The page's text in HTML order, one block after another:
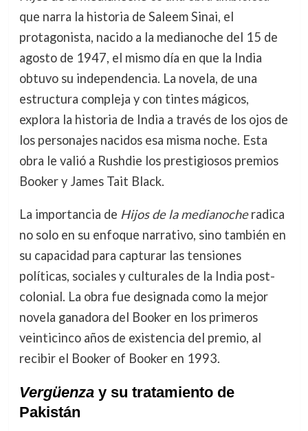
que narra la historia de Saleem Sinai, el
protagonista, nacido a la medianoche del 15 de
agosto de 1947, el mismo día en que la India
obtuvo su independencia. La novela, de una
estructura compleja y con tintes mágicos,
explora la historia de India a través de los ojos de
los personajes nacidos esa misma noche. Esta
obra le valió a Rushdie los prestigiosos premios
Booker y James Tait Black.
La importancia de Hijos de la medianocheradica
no solo en su enfoque narrativo, sino también en
su capacidad para capturar las tensiones
políticas, sociales y culturales de la India post-
colonial. La obra fue designada como la mejor
novela ganadora del Booker en los primeros
veinticinco años de existencia del premio, al
recibir el Booker of Booker en 1993.
Vergüenzay su tratamiento de
Pakistán